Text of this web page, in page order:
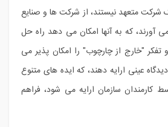
شرکت متعهد نیستند، از شرکت ها و صنایع
که به آنها امکان می دهد راه حل
تفکر "خارج از چارچوب" را امکان پذیر می
عینی ارایه دهند، که ایده های متنوع
کارمندان سازمان ارایه می شود، فراهم